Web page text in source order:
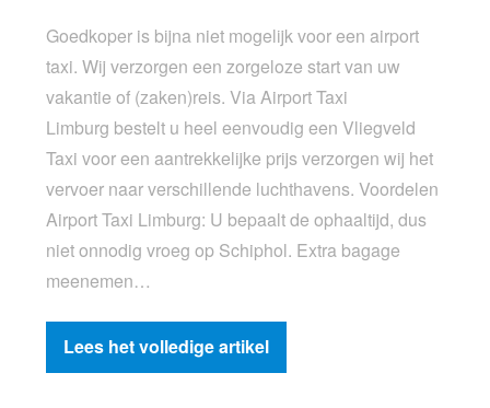
Goedkoper is bijna niet mogelijk voor een airport
taxi. Wij verzorgen een zorgeloze start van uw
vakantie of (zaken)reis. Via Airport Taxi
Limburg bestelt u heel eenvoudig een Vliegveld
Taxi voor een aantrekkelijke prijs verzorgen wij het
vervoer naar verschillende luchthavens. Voordelen
Airport Taxi Limburg: U bepaalt de ophaaltijd, dus
niet onnodig vroeg op Schiphol. Extra bagage
meenemen…
Lees het volledige artikel